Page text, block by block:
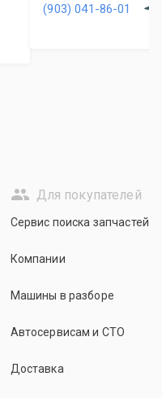
(903) 041-86-01
Для покупателей
Сервис поиска запчастей
Компании
Машины в разборе
Автосервисам и СТО
Доставка